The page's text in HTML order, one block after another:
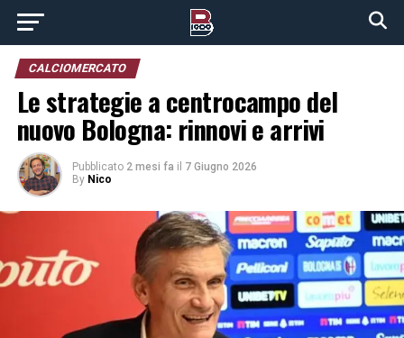
CALCIOMERCATO
Le strategie a centrocampo del
nuovo Bologna: rinnovi e arrivi
Pubblicato 2 mesi fa il 7 Giugno 2026
By Nico